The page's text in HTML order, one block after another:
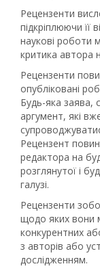
Рецензенти
підкріплюючи її
наукові роботи
критика автора
Рецензенти
опубліковані
Будь-яка заява,
аргумент, які
Рецензент
редактора на
розглянутої і
галузі.
Рецензенти
щодо яких вони
конкурентних
з авторів або
дослідженням.